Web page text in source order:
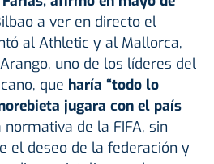
a ver en directo el
al Athletic y al Mallorca,
uno de los líderes del
que haría “todo lo
jugara con el país
normativa de la FIFA, sin
el deseo de la federación y